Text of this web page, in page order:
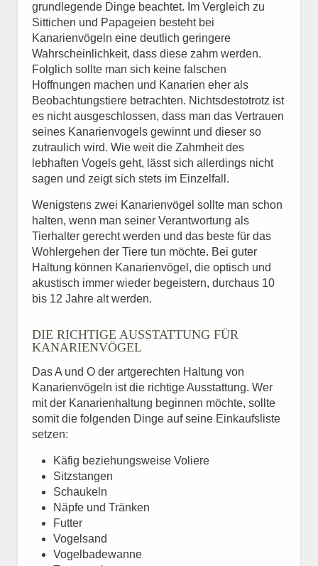
grundlegende Dinge beachtet. Im Vergleich zu
Sittichen und Papageien besteht bei
Kanarienvögeln eine deutlich geringere
Wahrscheinlichkeit, dass diese zahm werden.
Folglich sollte man sich keine falschen
Hoffnungen machen und Kanarien eher als
Beobachtungstiere betrachten. Nichtsdestotrotz ist
es nicht ausgeschlossen, dass man das Vertrauen
seines Kanarienvogels gewinnt und dieser so
zutraulich wird. Wie weit die Zahmheit des
lebhaften Vogels geht, lässt sich allerdings nicht
sagen und zeigt sich stets im Einzelfall.
Wenigstens zwei Kanarienvögel sollte man schon
halten, wenn man seiner Verantwortung als
Tierhalter gerecht werden und das beste für das
Wohlergehen der Tiere tun möchte. Bei guter
Haltung können Kanarienvögel, die optisch und
akustisch immer wieder begeistern, durchaus 10
bis 12 Jahre alt werden.
DIE RICHTIGE AUSSTATTUNG FÜR
KANARIENVÖGEL
Das A und O der artgerechten Haltung von
Kanarienvögeln ist die richtige Ausstattung. Wer
mit der Kanarienhaltung beginnen möchte, sollte
somit die folgenden Dinge auf seine Einkaufsliste
setzen:
Käfig beziehungsweise Voliere
Sitzstangen
Schaukeln
Näpfe und Tränken
Futter
Vogelsand
Vogelbadewanne